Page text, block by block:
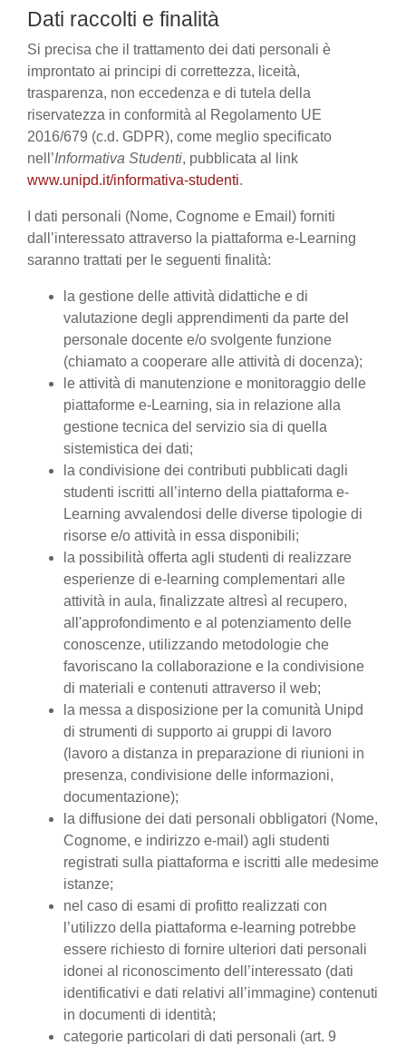
Dati raccolti e finalità
Si precisa che il trattamento dei dati personali è
improntato ai principi di correttezza, liceità,
trasparenza, non eccedenza e di tutela della
riservatezza in conformità al Regolamento UE
2016/679 (c.d. GDPR), come meglio specificato
nell’Informativa Studenti, pubblicata al link
www.unipd.it/informativa-studenti.
I dati personali (Nome, Cognome e Email) forniti
dall’interessato attraverso la piattaforma e-Learning
saranno trattati per le seguenti finalità:
la gestione delle attività didattiche e di
valutazione degli apprendimenti da parte del
personale docente e/o svolgente funzione
(chiamato a cooperare alle attività di docenza);
le attività di manutenzione e monitoraggio delle
piattaforme e-Learning, sia in relazione alla
gestione tecnica del servizio sia di quella
sistemistica dei dati;
la condivisione dei contributi pubblicati dagli
studenti iscritti all’interno della piattaforma e-
Learning avvalendosi delle diverse tipologie di
risorse e/o attività in essa disponibili;
la possibilità offerta agli studenti di realizzare
esperienze di e-learning complementari alle
attività in aula, finalizzate altresì al recupero,
all'approfondimento e al potenziamento delle
conoscenze, utilizzando metodologie che
favoriscano la collaborazione e la condivisione
di materiali e contenuti attraverso il web;
la messa a disposizione per la comunità Unipd
di strumenti di supporto ai gruppi di lavoro
(lavoro a distanza in preparazione di riunioni in
presenza, condivisione delle informazioni,
documentazione);
la diffusione dei dati personali obbligatori (Nome,
Cognome, e indirizzo e-mail) agli studenti
registrati sulla piattaforma e iscritti alle medesime
istanze;
nel caso di esami di profitto realizzati con
l’utilizzo della piattaforma e-learning potrebbe
essere richiesto di fornire ulteriori dati personali
idonei al riconoscimento dell’interessato (dati
identificativi e dati relativi all’immagine) contenuti
in documenti di identità;
categorie particolari di dati personali (art. 9